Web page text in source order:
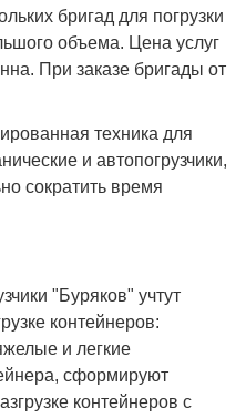
бригад для погрузки
объема. Цена услуг
При заказе бригады от
техника для
и автопогрузчики,
сократить время
"Буряков" учтут
контейнеров:
и легкие
сформируют
контейнеров с